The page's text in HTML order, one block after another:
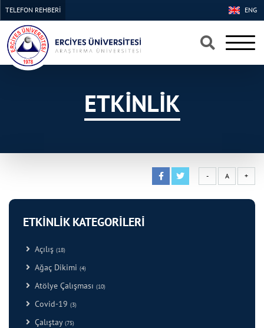
×
×
ENG
TELEFON REHBERİ
ETKİNLİK
- A +
ETKİNLİK KATEGORİLERİ
Açılış (18)
Ağaç Dikimi (4)
Atölye Çalışması (10)
Covid-19 (3)
Çalıştay (75)